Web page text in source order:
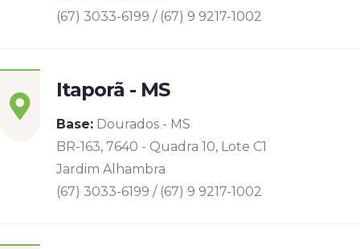
(67) 3033-6199 / (67) 9 9217-1002
Itaporã - MS
Base: Dourados - MS
BR-163, 7640 - Quadra 10, Lote C1
Jardim Alhambra
(67) 3033-6199 / (67) 9 9217-1002